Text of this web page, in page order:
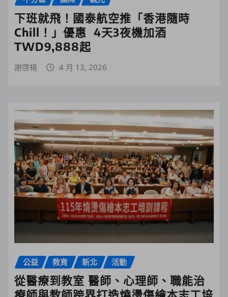
下班就飛！國泰航空推「香港隨時
Chill！」優惠 4天3夜機加酒
TWD9,888起
謝啓楊 4 月 13, 2026
公益 教育 新北 活動
從醫療到教室 醫師、心理師、職能治